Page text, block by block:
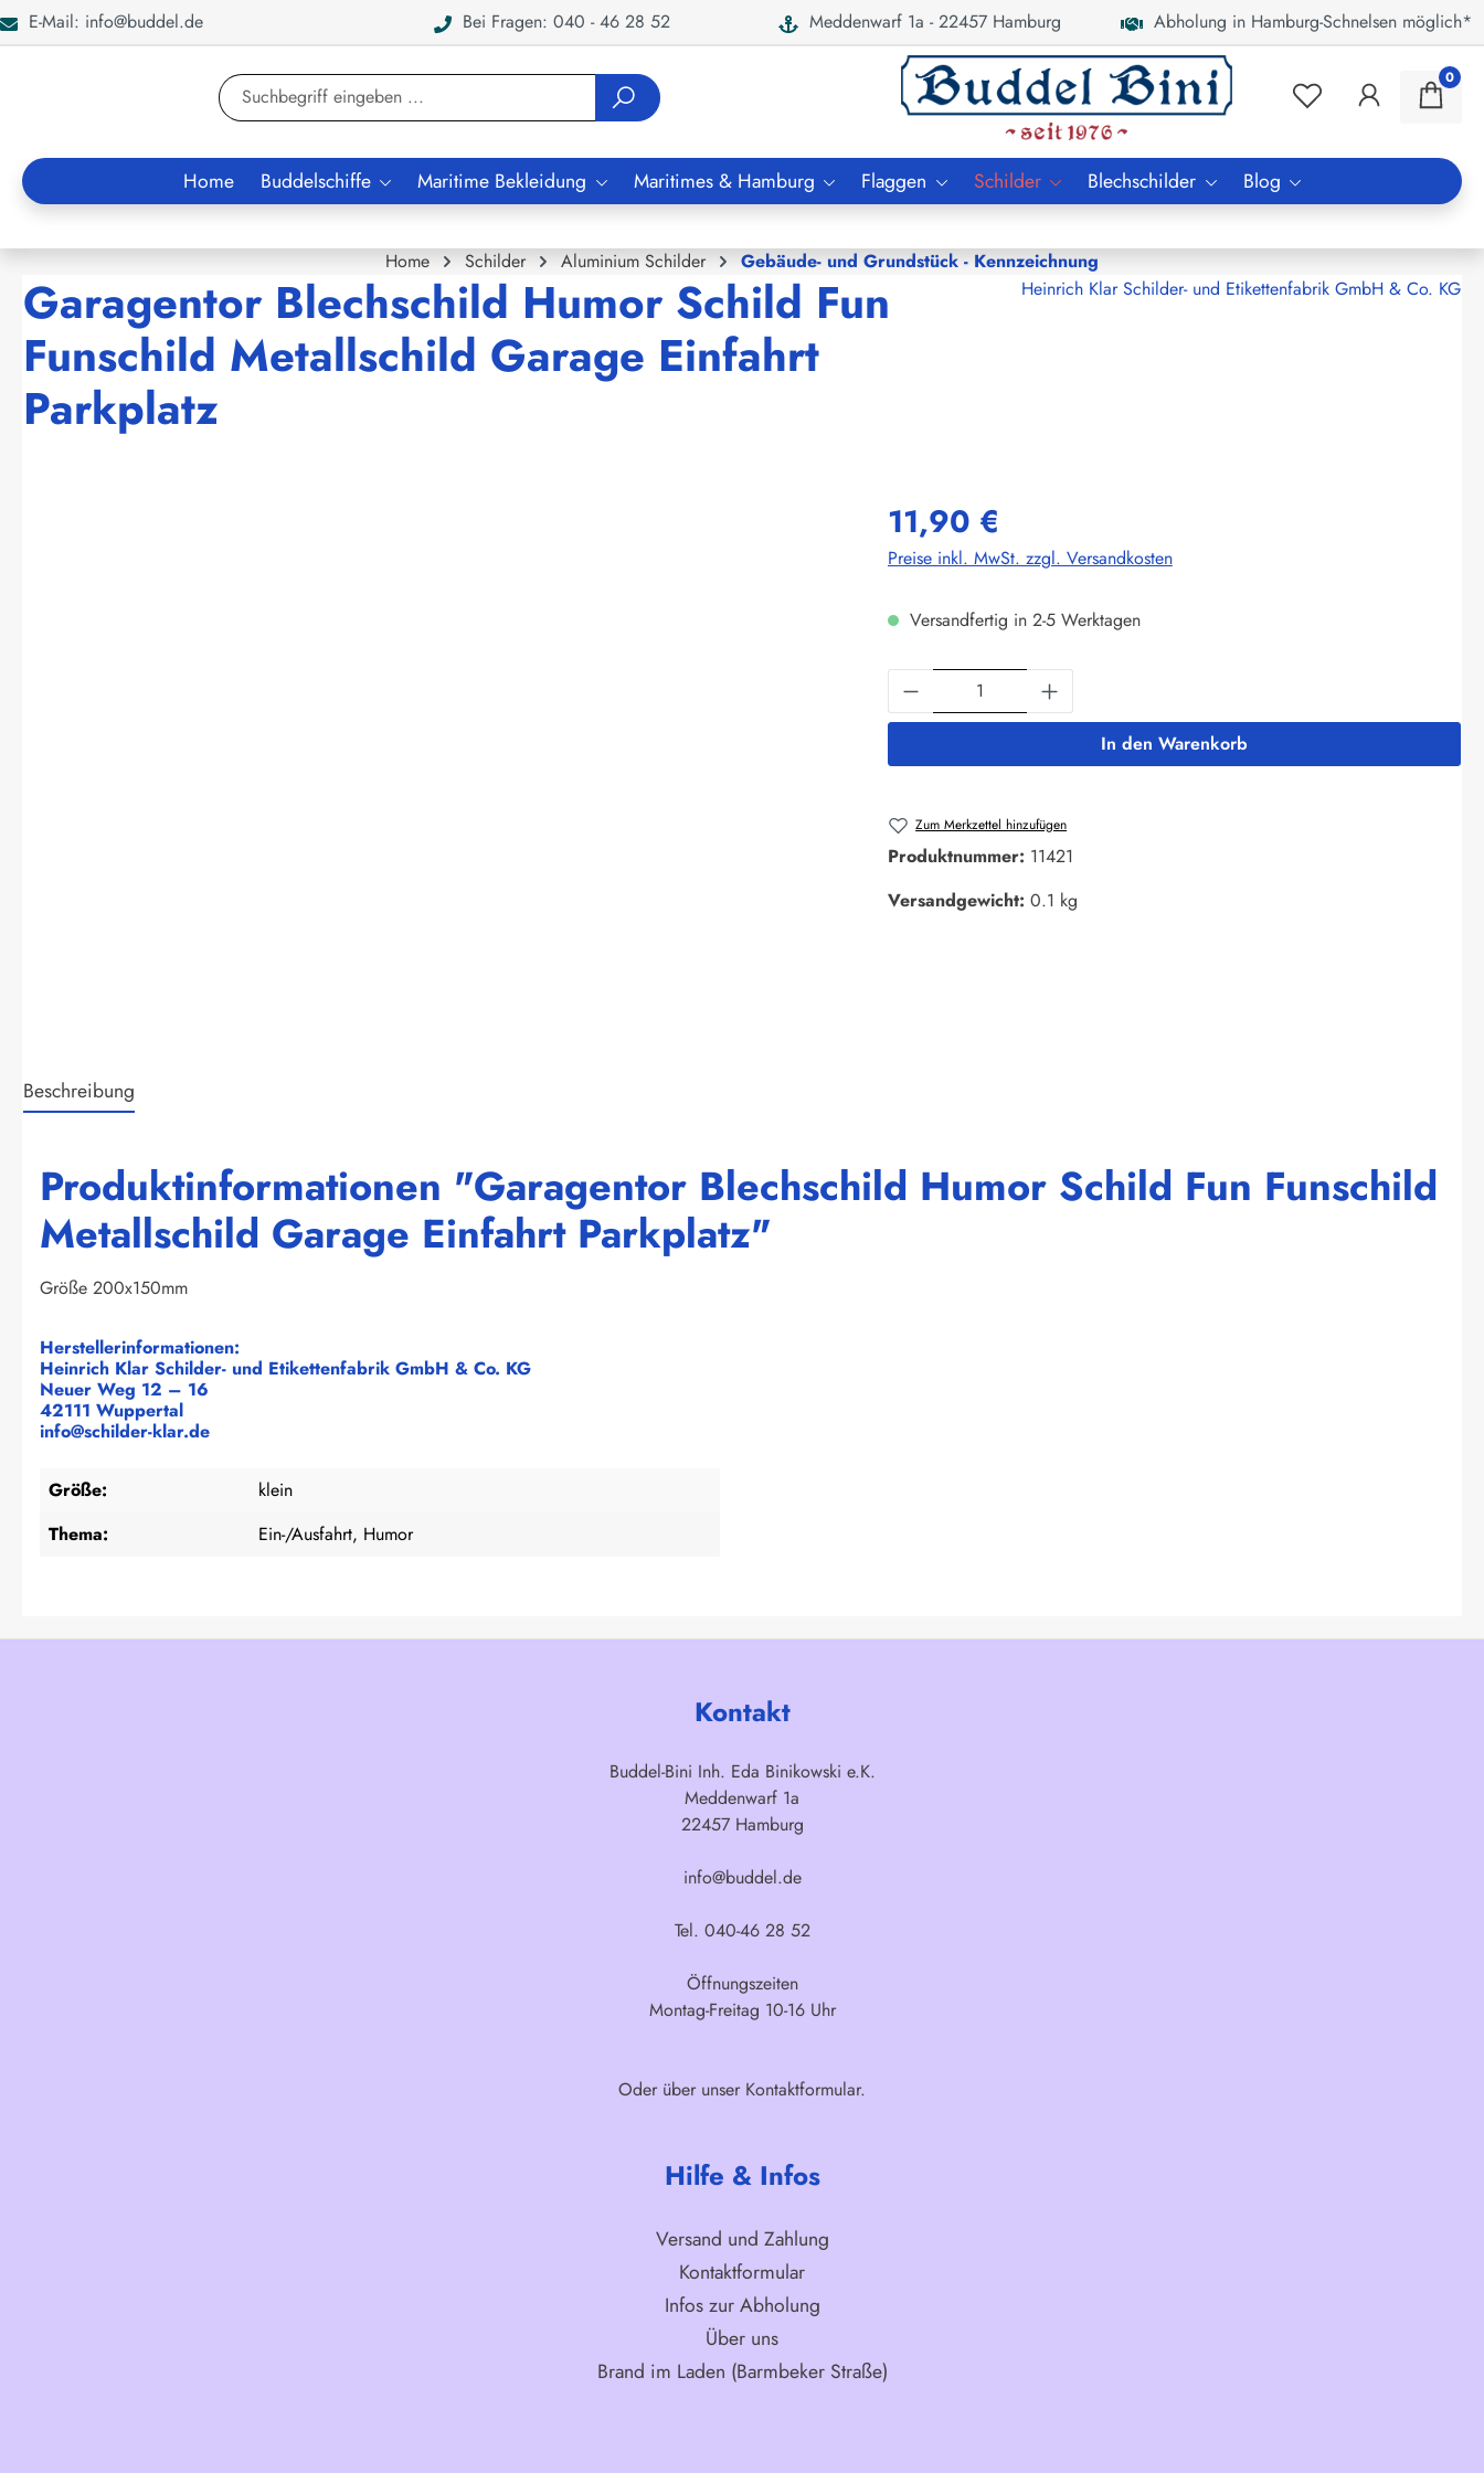
Zur Suche springen
E-Mail: info@buddel.de Bei Fragen: 040 - 46 28 52 Meddenwarf 1a - 22457 Hamburg Abholung in Hamburg-Schnelsen möglich*
0
Home Buddelschiffe Maritime Bekleidung Maritimes & Hamburg Flaggen Schilder Blechschilder Blog
Home Schilder Aluminium Schilder Gebäude- und Grundstück - Kennzeichnung
Garagentor Blechschild Humor Schild Fun
Funschild Metallschild Garage Einfahrt
Parkplatz
Heinrich Klar Schilder- und Etikettenfabrik GmbH & Co. KG
11,90 €
Preise inkl. MwSt. zzgl. Versandkosten
Versandfertig in 2-5 Werktagen
Produkt Anzahl: Gib den gewünschten Wert ein
In den Warenkorb
Zum Merkzettel hinzufügen
Produktnummer: 11421
Versandgewicht: 0.1 kg
Beschreibung
Produktinformationen "Garagentor Blechschild Humor Schild Fun Funschild
Metallschild Garage Einfahrt Parkplatz"
Größe 200x150mm
Herstellerinformationen:
Heinrich Klar Schilder- und Etikettenfabrik GmbH & Co. KG
Neuer Weg 12 – 16
42111 Wuppertal
info@schilder-klar.de
Größe:
klein
Thema:
Ein-/Ausfahrt, Humor
Kontakt
Buddel-Bini Inh. Eda Binikowski e.K.
Meddenwarf 1a
22457 Hamburg
info@buddel.de
Tel. 040-46 28 52
Öffnungszeiten
Montag-Freitag 10-16 Uhr
Oder über unser Kontaktformular.
Hilfe & Infos
Versand und Zahlung
Kontaktformular
Infos zur Abholung
Über uns
Brand im Laden (Barmbeker Straße)